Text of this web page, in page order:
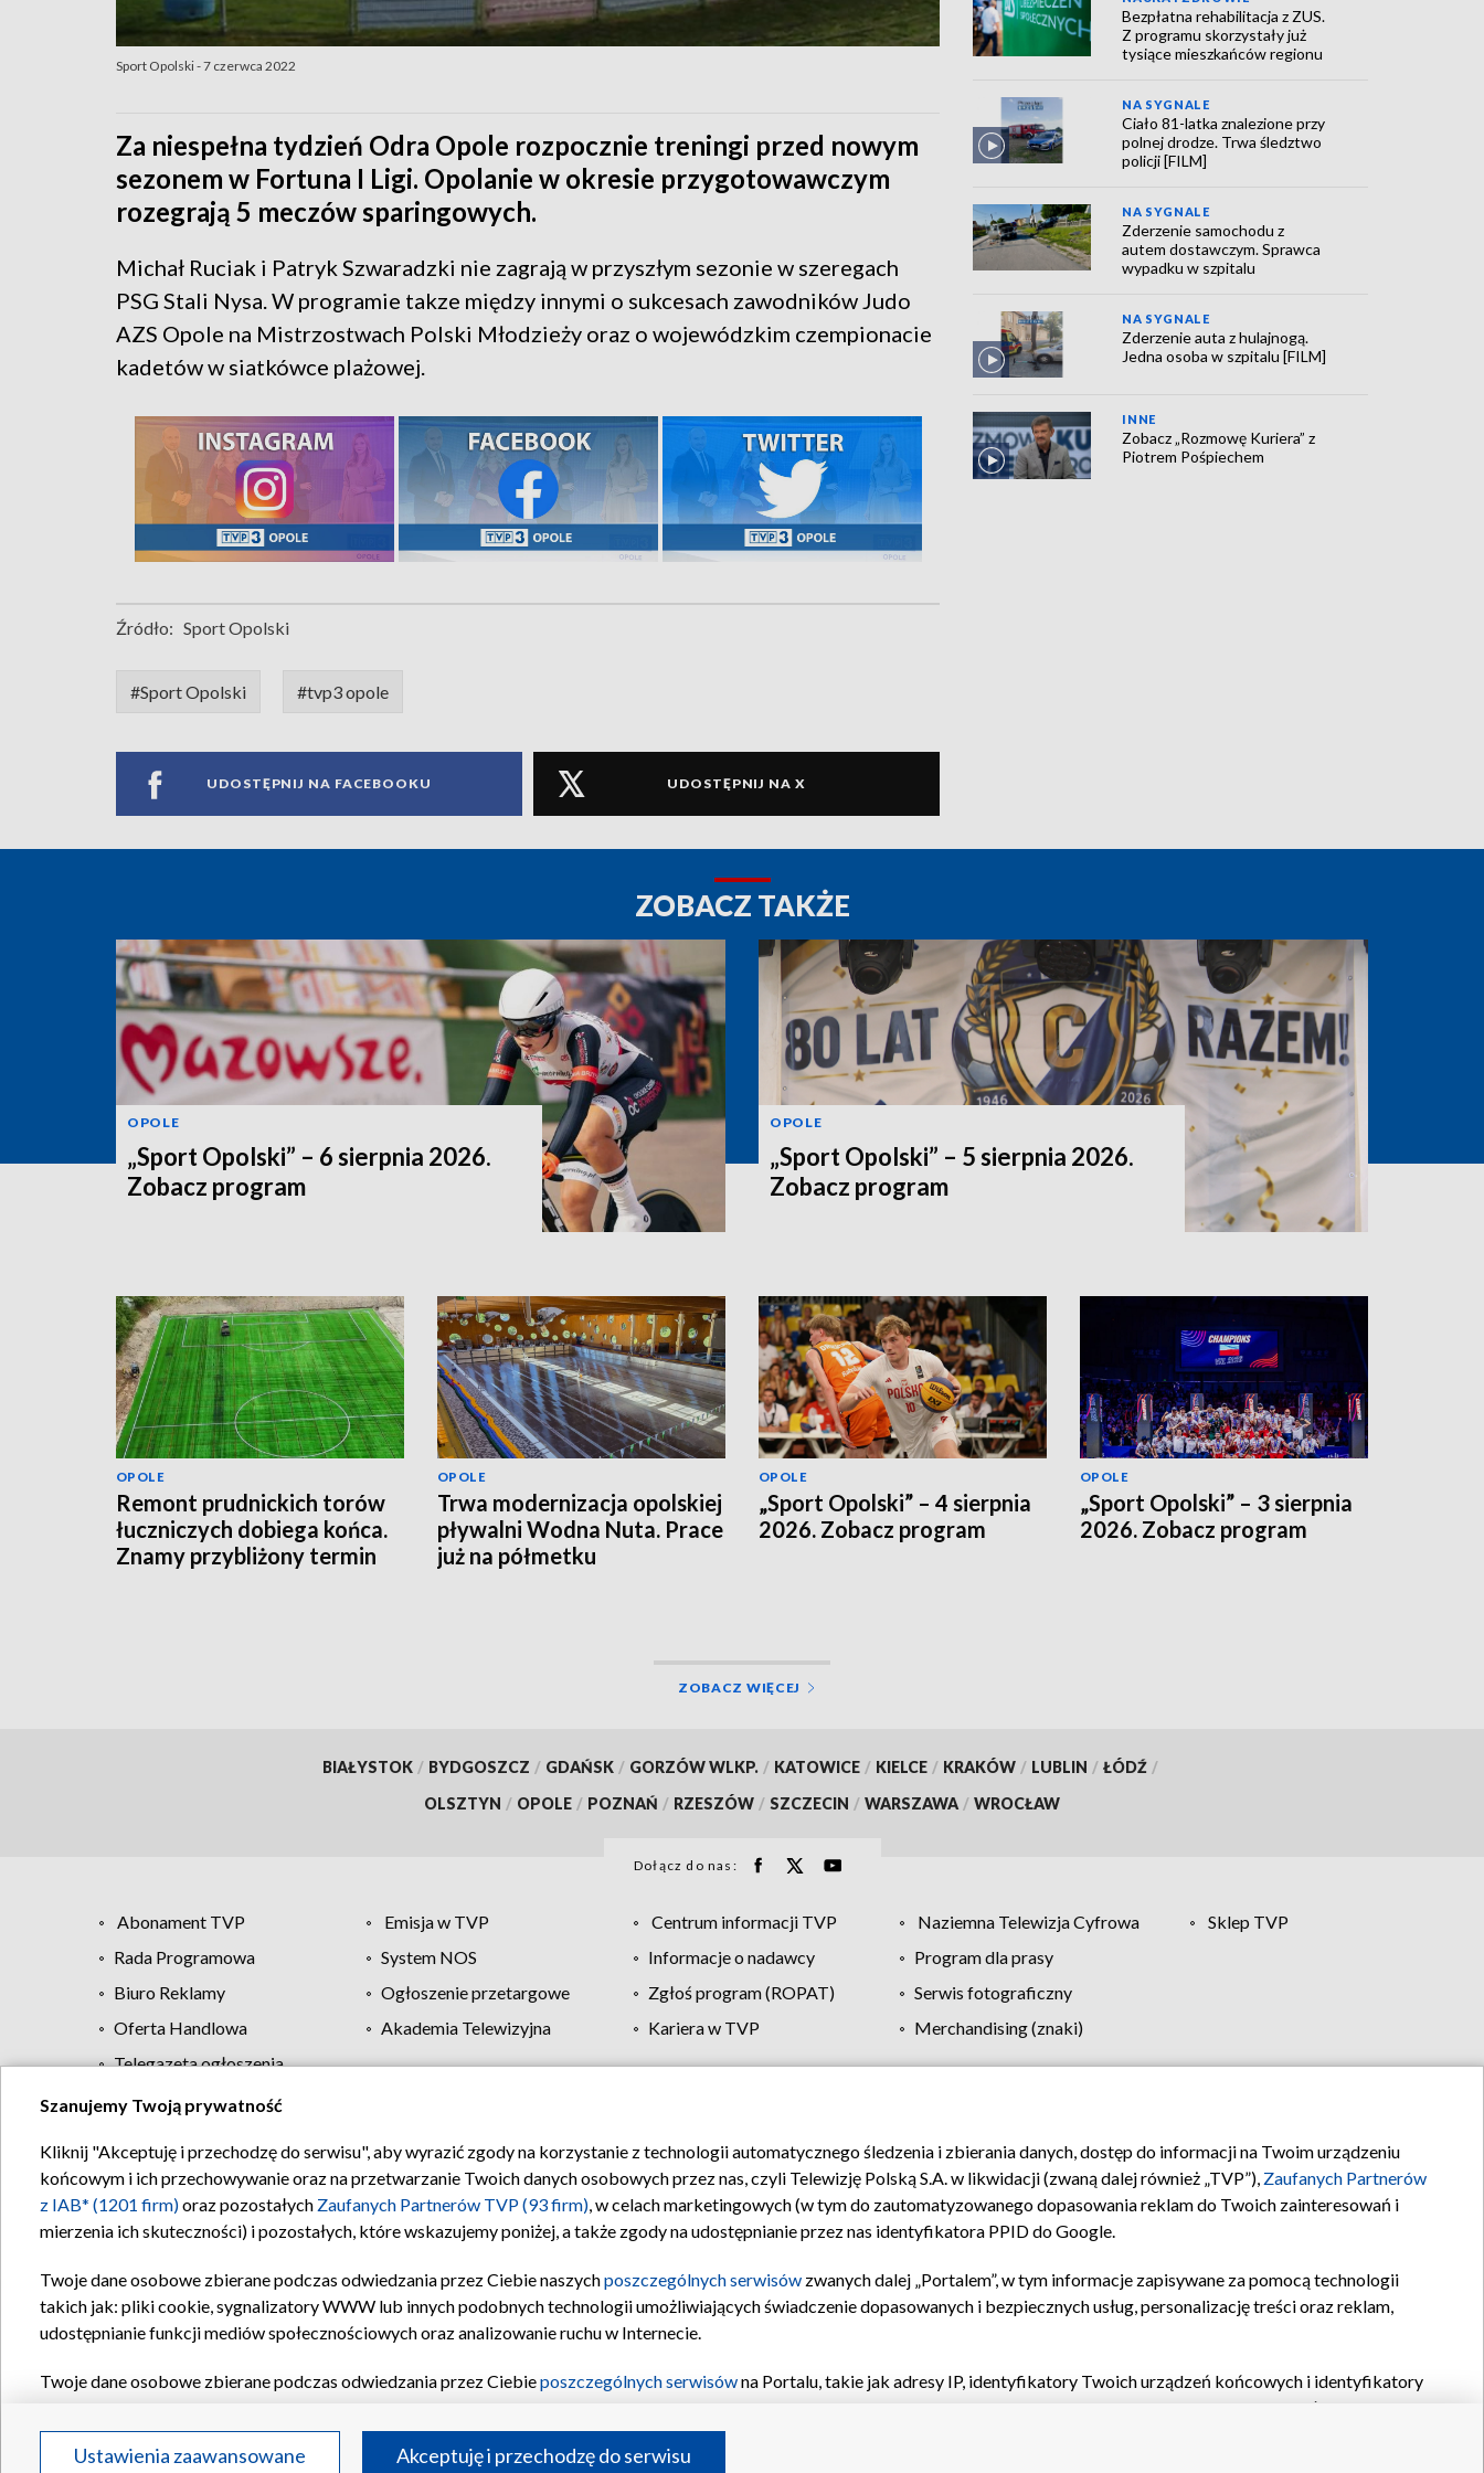
Sport Opolski - 7 czerwca 2022
Za niespełna tydzień Odra Opole rozpocznie treningi przed nowym
sezonem w Fortuna I Ligi. Opolanie w okresie przygotowawczym
rozegrają 5 meczów sparingowych.
Michał Ruciak i Patryk Szwaradzki nie zagrają w przyszłym sezonie w szeregach
PSG Stali Nysa. W programie takze między innymi o sukcesach zawodników Judo
AZS Opole na Mistrzostwach Polski Młodzieży oraz o wojewódzkim czempionacie
kadetów w siatkówce plażowej.
Źródło: Sport Opolski
#Sport Opolski #tvp3 opole
UDOSTĘPNIJ NA FACEBOOKU UDOSTĘPNIJ NA X
Bezpłatna rehabilitacja z ZUS.
Z programu skorzystały już
tysiące mieszkańców regionu
NA SYGNALE
Ciało 81-latka znalezione przy
polnej drodze. Trwa śledztwo
policji [FILM]
NA SYGNALE
Zderzenie samochodu z
autem dostawczym. Sprawca
wypadku w szpitalu
NA SYGNALE
Zderzenie auta z hulajnogą.
Jedna osoba w szpitalu [FILM]
INNE
Zobacz „Rozmowę Kuriera” z
Piotrem Pośpiechem
ZOBACZ TAKŻE
OPOLE
„Sport Opolski” – 6 sierpnia 2026.
Zobacz program
OPOLE
„Sport Opolski” – 5 sierpnia 2026.
Zobacz program
OPOLE
Remont prudnickich torów
łuczniczych dobiega końca.
Znamy przybliżony termin
OPOLE
Trwa modernizacja opolskiej
pływalni Wodna Nuta. Prace
już na półmetku
OPOLE
„Sport Opolski” – 4 sierpnia
2026. Zobacz program
OPOLE
„Sport Opolski” – 3 sierpnia
2026. Zobacz program
ZOBACZ WIĘCEJ
BIAŁYSTOK / BYDGOSZCZ / GDAŃSK / GORZÓW WLKP. / KATOWICE / KIELCE / KRAKÓW / LUBLIN / ŁÓDŹ /
OLSZTYN / OPOLE / POZNAŃ / RZESZÓW / SZCZECIN / WARSZAWA / WROCŁAW
Dołącz do nas:
Abonament TVP Emisja w TVP Centrum informacji TVP Naziemna Telewizja Cyfrowa
Sklep TVP
Rada Programowa
System NOS Informacje o nadawcy
Program dla prasy
Biuro Reklamy
Ogłoszenie przetargowe Zgłoś program (ROPAT)
Serwis fotograficzny
Oferta Handlowa
Akademia Telewizyjna Kariera w TVP
Merchandising (znaki)
Telegazeta ogłoszenia
Regulamin TVP Polityka prywatności Moje zgody Pomoc Biuro reklamy Kontakt
Szanujemy Twoją prywatność
Kliknij "Akceptuję i przechodzę do serwisu", aby wyrazić zgody na korzystanie z technologii automatycznego śledzenia i zbierania danych, dostęp do informacji na Twoim urządzeniu
końcowym i ich przechowywanie oraz na przetwarzanie Twoich danych osobowych przez nas, czyli Telewizję Polską S.A. w likwidacji (zwaną dalej również „TVP”), Zaufanych Partnerów
z IAB* (1201 firm)oraz pozostałych Zaufanych Partnerów TVP (93 firm), w celach marketingowych (w tym do zautomatyzowanego dopasowania reklam do Twoich zainteresowań i
mierzenia ich skuteczności) i pozostałych, które wskazujemy poniżej, a także zgody na udostępnianie przez nas identyfikatora PPID do Google.
Twoje dane osobowe zbierane podczas odwiedzania przez Ciebie naszychposzczególnych serwisów zwanych dalej „Portalem”, w tym informacje zapisywane za pomocą technologii
takich jak: pliki cookie, sygnalizatory WWW lub innych podobnych technologii umożliwiających świadczenie dopasowanych i bezpiecznych usług, personalizację treści oraz reklam,
udostępnianie funkcji mediów społecznościowych oraz analizowanie ruchu w Internecie.
Twoje dane osobowe zbierane podczas odwiedzania przez Ciebieposzczególnych serwisówna Portalu, takie jak adresy IP, identyfikatory Twoich urządzeń końcowych i identyfikatory
oraz pozostałych
Partnerów TVPdla realizacji następujących celów i funkcji: przechowywania informacji na urządzeniu lub dostęp do nich, wyboru podstawowych reklam, wyboru spersonalizowanych
reklam, tworzenia profilu spersonalizowanych reklam, tworzenia profilu spersonalizowanych treści, wyboru spersonalizowanych treści, pomiaru wydajności reklam, pomiaru wydajności
Ustawienia zaawansowane Akceptuję i przechodzę do serwisu